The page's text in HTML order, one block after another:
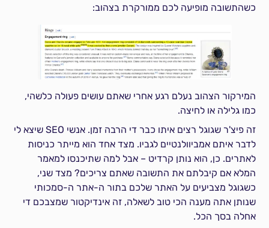
כשהתשובה מופיעה לכם ממורקרת בצהוב:
המירקור הצהוב נעלם רגע אחרי שאתם עושים פעולה כלשהי,
כמו גלילה או לחיצה.
זה פיצ'ר שגוגל רצים איתו כבר די הרבה זמן. אנשי SEO שיצא לי
לדבר איתם אמביוולנטיים לגביו. מצד אחד הוא מייתר כניסות
לאתרים. כן, הוא נותן קרדיט – אבל למה שתיכנסו למאמר
המלא אם קיבלתם את התשובה שאתם צריכים? מצד שני,
כשגוגל מצביעים על האתר שלכם בתור ה-אתר ה-סמכותי
שנותן אתה מענה הכי טוב לשאלה, זה אינדיקטור שמצבכם די
אחלה בסך הכל.